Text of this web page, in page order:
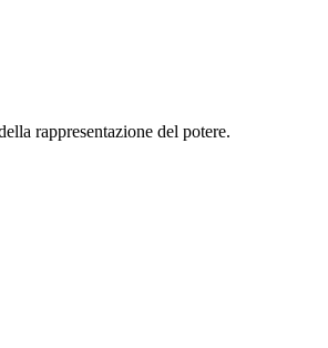
rappresentazione del potere.